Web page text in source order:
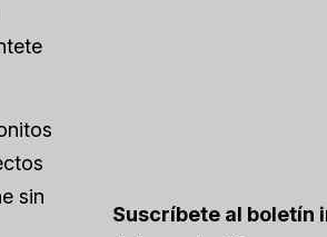
sin
Suscríbete al boletín